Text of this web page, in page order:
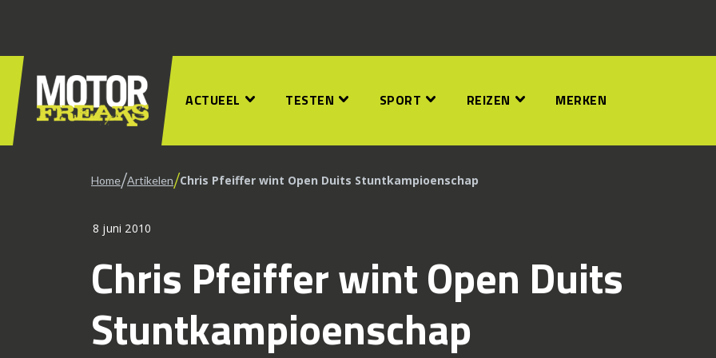
ACTUEEL TESTEN SPORT REIZEN MERKEN
Home/Artikelen/Chris Pfeiffer wint Open Duits Stuntkampioenschap
8 juni 2010
Chris Pfeiffer wint Open Duits
Stuntkampioenschap